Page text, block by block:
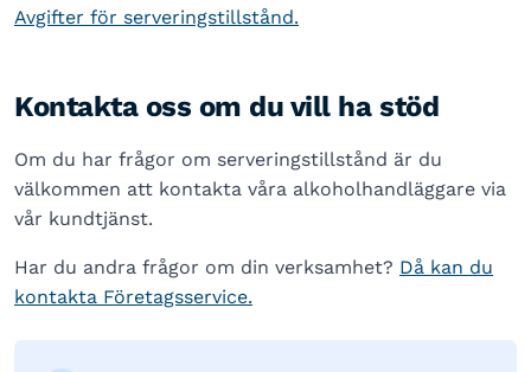
Avgifter för serveringstillstånd.
Kontakta oss om du vill ha stöd
Om du har frågor om serveringstillstånd är du
välkommen att kontakta våra alkoholhandläggare via
vår kundtjänst.
Har du andra frågor om din verksamhet? Då kan du
kontakta Företagsservice.